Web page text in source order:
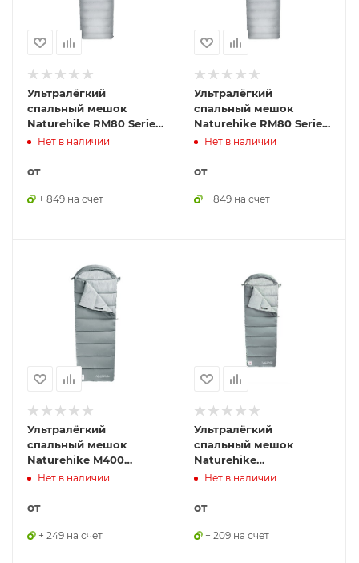
Ультралёгкий
спальный мешок
Naturehike RM80 Series
Утиный пух серый Size
6927595707197
Нет в наличии
от
+ 849 на счет
Ультралёгкий
спальный мешок
Naturehike RM80 Series
Утиный пух серый Size
6927595707210
Нет в наличии
от
+ 849 на счет
Ультралёгкий
спальный мешок
Naturehike M400
хлопковый с
осень серый (молния
Нет в наличии
от
+ 249 на счет
Ультралёгкий
спальный мешок
Naturehike
CNK2350WS023 M400
капюшоном весна
слева)
Нет в наличии
от
+ 209 на счет